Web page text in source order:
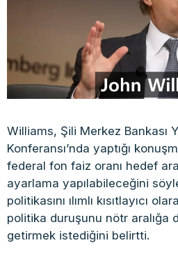
Williams, Şili Merkez Bankası
Konferansı’nda yaptığı
federal fon faiz oranı hedef
ayarlama yapılabileceğini
politikasını ılımlı kısıtlayıcı
politika duruşunu nötr aralığa
getirmek istediğini belirtti.